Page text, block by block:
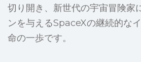
切り開き、新世代の宇宙冒険家
ンを与えるSpaceXの継続的な
命の一歩です。